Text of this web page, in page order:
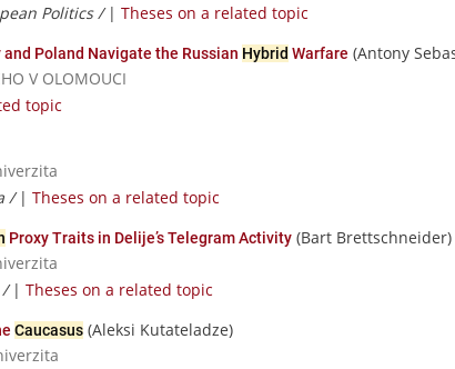
Politics / | Theses on a related topic
Poland Navigate the Russian Hybrid Warfare (Antony
V OLOMOUCI
topic
/ | Theses on a related topic
Proxy Traits in Delije’s Telegram Activity (Bart Brettschneider)
/ | Theses on a related topic
Caucasus (Aleksi Kutateladze)